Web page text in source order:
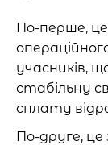
По-перше,
учасників,
стабільну
сплату
По-друге,